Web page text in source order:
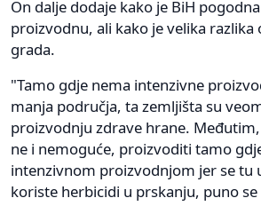
On dalje dodaje kako je BiH
proizvodnu, ali kako je velika razlika
grada.
"Tamo gdje nema intenzivne
manja područja, ta zemljišta su
proizvodnju zdrave hrane.
ne i nemoguće, proizvoditi tamo
intenzivnom proizvodnjom jer se tu
koriste herbicidi u prskanju, puno